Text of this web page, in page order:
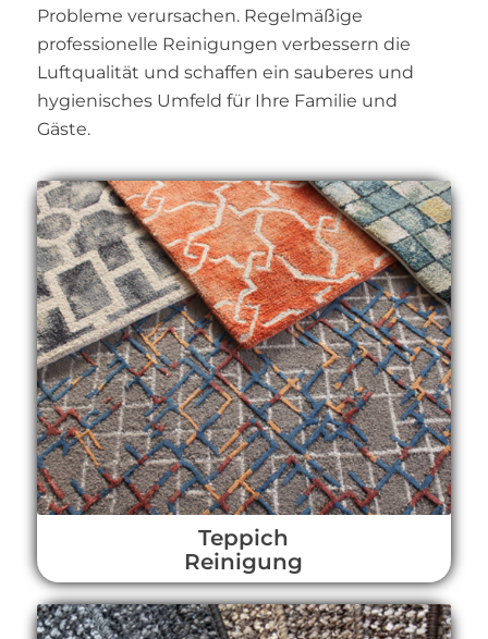
Probleme verursachen. Regelmäßige
professionelle Reinigungen verbessern die
Luftqualität und schaffen ein sauberes und
hygienisches Umfeld für Ihre Familie und
Gäste.
Teppich
Reinigung